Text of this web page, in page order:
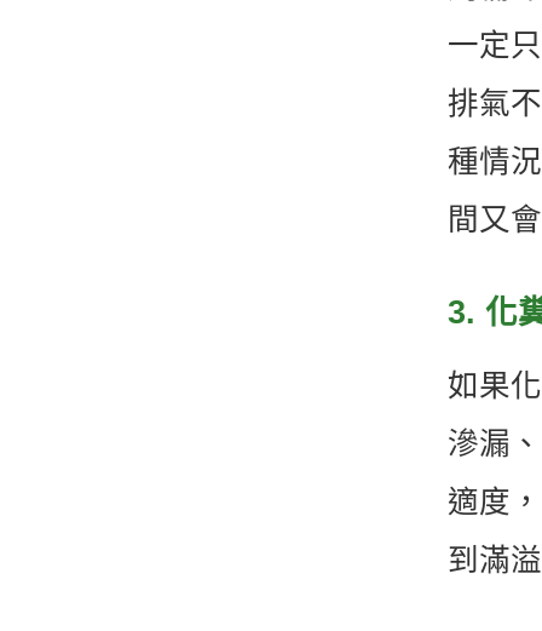
一定
排氣
種情
間又
3. 化
如果
滲漏
適度
到滿